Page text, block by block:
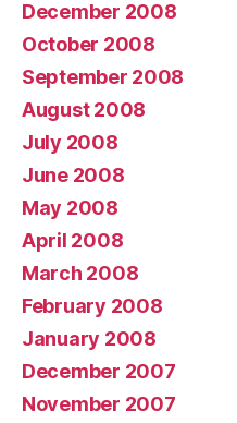
December 2008
October 2008
September 2008
August 2008
July 2008
June 2008
May 2008
April 2008
March 2008
February 2008
January 2008
December 2007
November 2007